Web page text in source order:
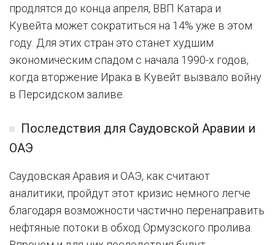
продлятся до конца апреля, ВВП Катара и
Кувейта может сократиться на 14% уже в этом
году. Для этих стран это станет худшим
экономическим спадом с начала 1990-х годов,
когда вторжение Ирака в Кувейт вызвало войну
в Персидском заливе.
Последствия для Саудовской Аравии и
ОАЭ
Саудовская Аравия и ОАЭ, как считают
аналитики, пройдут этот кризис немного легче
благодаря возможности частично перенаправить
нефтяные потоки в обход Ормузского пролива.